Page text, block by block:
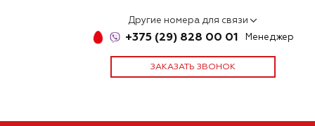
Другие номера для связи
+375 (29) 828 00 01 Менеджер
ЗАКАЗАТЬ ЗВОНОК